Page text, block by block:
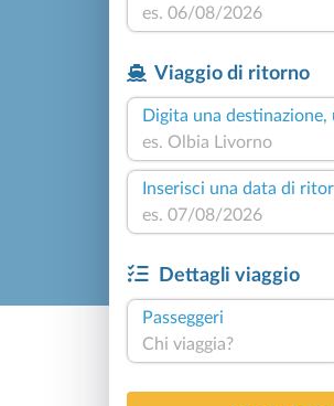
Viaggio di ritorno
Digita una
Inserisci una data di
Dettagli viaggio
Passeggeri
Chi viaggia?